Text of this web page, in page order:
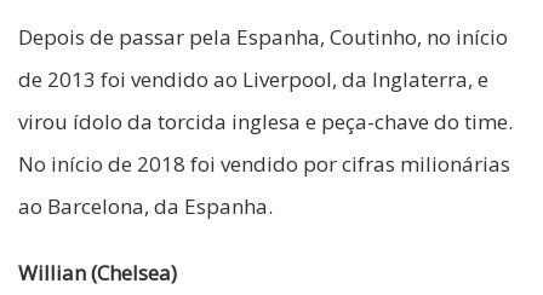
Depois de passar pela Espanha, Coutinho, no início
de 2013 foi vendido ao Liverpool, da Inglaterra, e
virou ídolo da torcida inglesa e peça-chave do time.
No início de 2018 foi vendido por cifras milionárias
ao Barcelona, da Espanha.
Willian (Chelsea)